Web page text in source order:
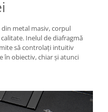
metal masiv, corpul
Inelul de diafragmă
să controlați intuitiv
în obiectiv, chiar și atunci